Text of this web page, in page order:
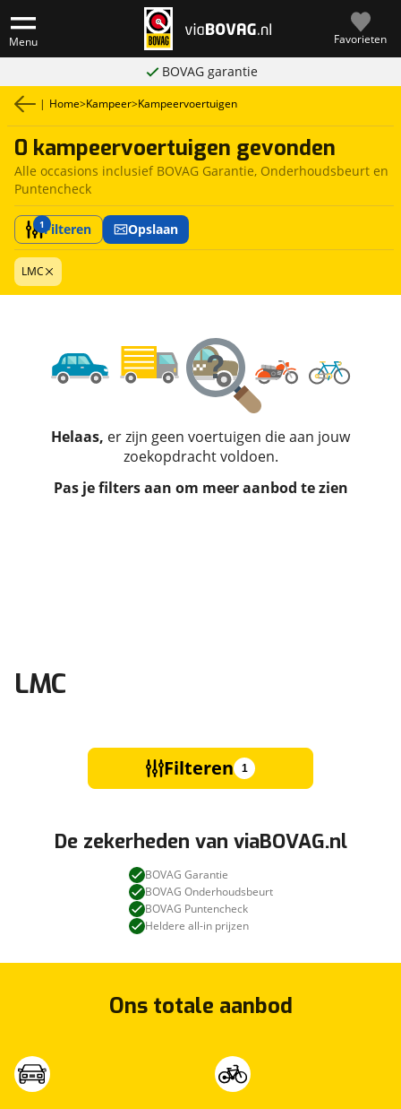
Menu Favorieten
BOVAG garantie
| Home>Kampeer>Kampeervoertuigen
0 kampeervoertuigen gevonden
Alle occasions inclusief BOVAG Garantie, Onderhoudsbeurt en
Puntencheck
1Filteren Opslaan
LMC
Helaas, er zijn geen voertuigen die aan jouw
zoekopdracht voldoen.
Pas je filters aan om meer aanbod te zien
LMC
Filteren 1
De zekerheden van viaBOVAG.nl
BOVAG Garantie
BOVAG Onderhoudsbeurt
BOVAG Puntencheck
Heldere all-in prijzen
Ons totale aanbod